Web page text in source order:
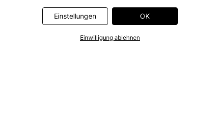
Einstellungen OK
Einwilligung ablehnen